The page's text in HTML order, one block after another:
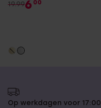
19.996 00
Op werkdagen voor 17:00